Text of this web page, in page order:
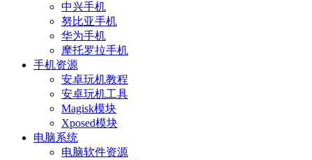
中兴手机
努比亚手机
华为手机
摩托罗拉手机
手机资源
安卓玩机教程
安卓玩机工具
Magisk模块
Xposed模块
电脑系统
电脑软件资源